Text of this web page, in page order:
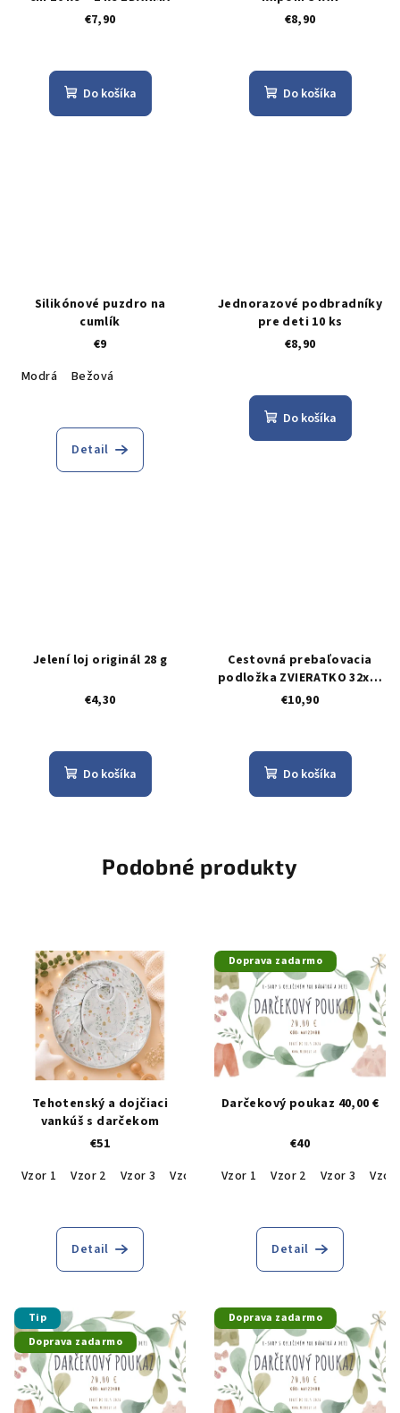
€7,90
Do košíka
€8,90
Do košíka
Silikónové puzdro na
cumlík
€9
Modrá
Bežová
Detail
Jednorazové podbradníky
pre deti 10 ks
€8,90
Do košíka
Jelení loj originál 28 g
€4,30
Do košíka
Cestovná prebaľovacia
podložka ZVIERATKO 32x60
cm
€10,90
Do košíka
Podobné produkty
Tehotenský a dojčiaci
vankúš s darčekom
€51
Vzor 1
Vzor 2 Vzor 3 Vzor 4 Vzor 5 Vzor 6 Vzor 7 Vzor
Detail
Doprava zadarmo
Darčekový poukaz 40,00 €
€40
Vzor 1
Vzor 2 Vzor 3 Vzor
Detail
Tip
Doprava zadarmo
Doprava zadarmo